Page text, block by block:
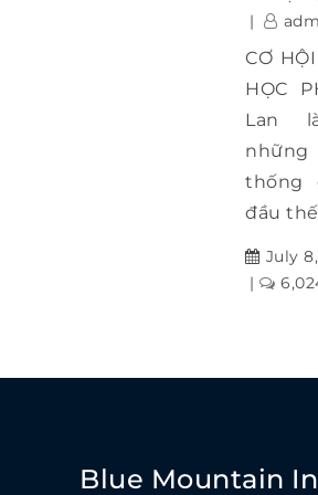
CƠ
HỌC
Lan
những
thống
đầu
July
Blue Mountain